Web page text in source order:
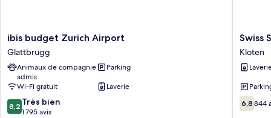
ibis
budget
Zurich
Airport
Glattbrugg
ibis budget Zurich Airport
Glattbrugg
Animaux de compagnie
admis
Parking
Wi-Fi gratuit
Laverie
8.2
sur
8,2 Très bien
1 795 avis
Swiss
Star
Zurich
Airport
Swiss
Kloten
6.8
sur
6,8 844